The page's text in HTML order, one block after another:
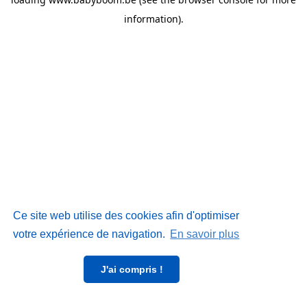
Ce site web utilise des cookies afin d'optimiser
votre expérience de navigation. En savoir plus
J'ai compris !
information).